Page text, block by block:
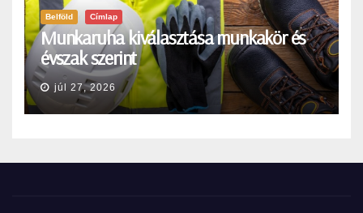
Belföld Címlap
Munkaruha kiválasztása munkakör és
évszak szerint
júl 27, 2026